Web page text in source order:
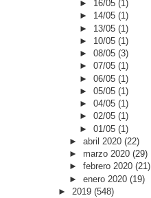
► 16/05(1)
► 14/05(1)
► 13/05(1)
► 10/05(1)
►08/05(3)
►07/05(1)
►06/05(1)
►05/05(1)
►04/05(1)
►02/05(1)
►01/05(1)
► abril 2020 (22)
► marzo 2020 (29)
► febrero 2020 (21)
► enero 2020 (19)
► 2019 (548)